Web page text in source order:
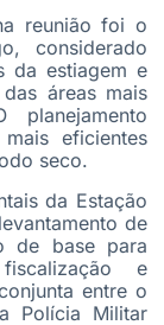
reunião foi o
considerado
da estiagem e
áreas mais
eficientes
seco.
da Estação
de
de base para
e
entre o
Polícia Militar